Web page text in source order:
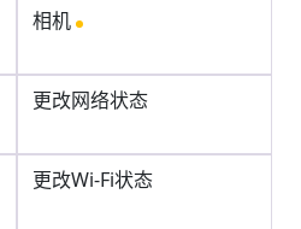
相机
更改网络状态
更改Wi-Fi状态